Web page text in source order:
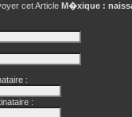
cet Article M�xique :
:
: